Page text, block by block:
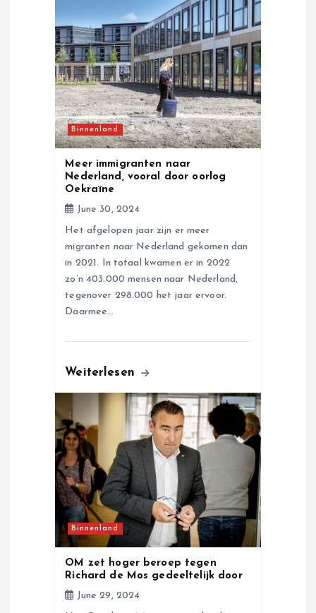
Binnenland
Meer immigranten naar
Nederland, vooral door oorlog
Oekraïne
June 30, 2024
Het afgelopen jaar zijn er meer
migranten naar Nederland gekomen dan
in 2021. In totaal kwamen er in 2022
zo’n 403.000 mensen naar Nederland,
tegenover 298.000 het jaar ervoor.
Daarmee…
Weiterlesen
Binnenland
OM zet hoger beroep tegen
Richard de Mos gedeeltelijk door
June 29, 2024